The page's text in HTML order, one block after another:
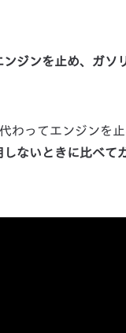
ンジンを止め、ガソ
わってエンジンを
ないときに比べて